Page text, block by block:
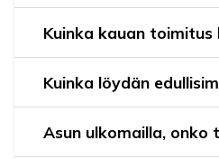
Kuinka kauan toimitus
Kuinka löydän
Asun ulkomailla, onko